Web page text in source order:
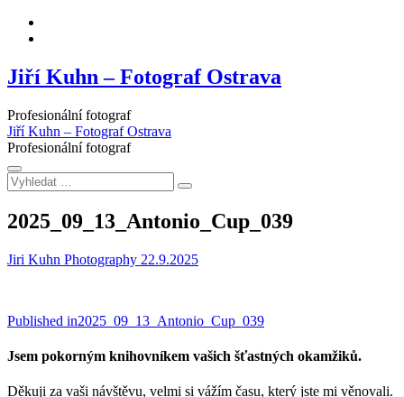
Jiří Kuhn – Fotograf Ostrava
Profesionální fotograf
Jiří Kuhn – Fotograf Ostrava
Profesionální fotograf
Vyhledat
…
2025_09_13_Antonio_Cup_039
Jiri Kuhn Photography 22.9.2025
Navigace
pro
Published in2025_09_13_Antonio_Cup_039
Jsem pokorným knihovníkem vašich šťastných okamžiků.
Děkuji za vaši návštěvu, velmi si vážím času, který jste mi věnovali.